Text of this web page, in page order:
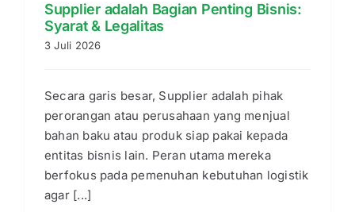
Supplier adalah Bagian Penting Bisnis:
Syarat & Legalitas
3 Juli 2026
Secara garis besar, Supplier adalah pihak
perorangan atau perusahaan yang menjual
bahan baku atau produk siap pakai kepada
entitas bisnis lain. Peran utama mereka
berfokus pada pemenuhan kebutuhan logistik
agar [...]